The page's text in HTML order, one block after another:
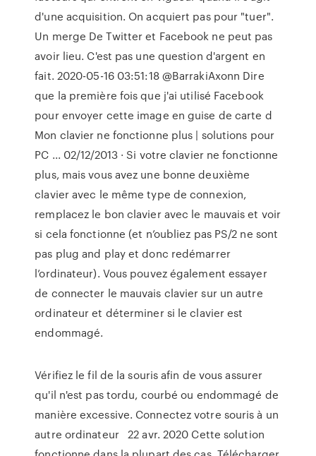
d'une acquisition. On acquiert pas pour "tuer".
Un merge De Twitter et Facebook ne peut pas
avoir lieu. C'est pas une question d'argent en
fait. 2020-05-16 03:51:18 @BarrakiAxonn Dire
que la première fois que j'ai utilisé Facebook
pour envoyer cette image en guise de carte d
Mon clavier ne fonctionne plus | solutions pour
PC ... 02/12/2013 · Si votre clavier ne fonctionne
plus, mais vous avez une bonne deuxième
clavier avec le même type de connexion,
remplacez le bon clavier avec le mauvais et voir
si cela fonctionne (et n’oubliez pas PS/2 ne sont
pas plug and play et donc redémarrer
l’ordinateur). Vous pouvez également essayer
de connecter le mauvais clavier sur un autre
ordinateur et déterminer si le clavier est
endommagé.
Vérifiez le fil de la souris afin de vous assurer
qu'il n'est pas tordu, courbé ou endommagé de
manière excessive. Connectez votre souris à un
autre ordinateur 22 avr. 2020 Cette solution